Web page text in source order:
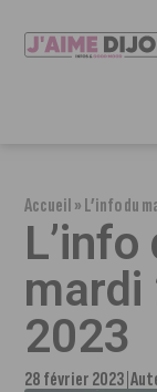
Accueil»L’info du
mardi
2023
28 février 2023